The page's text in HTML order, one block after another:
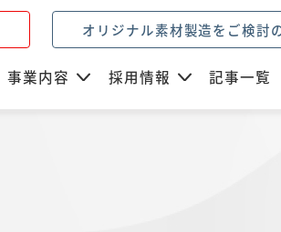
オリジナル素材製造をご検討
事業内容 採用情報 記事一覧